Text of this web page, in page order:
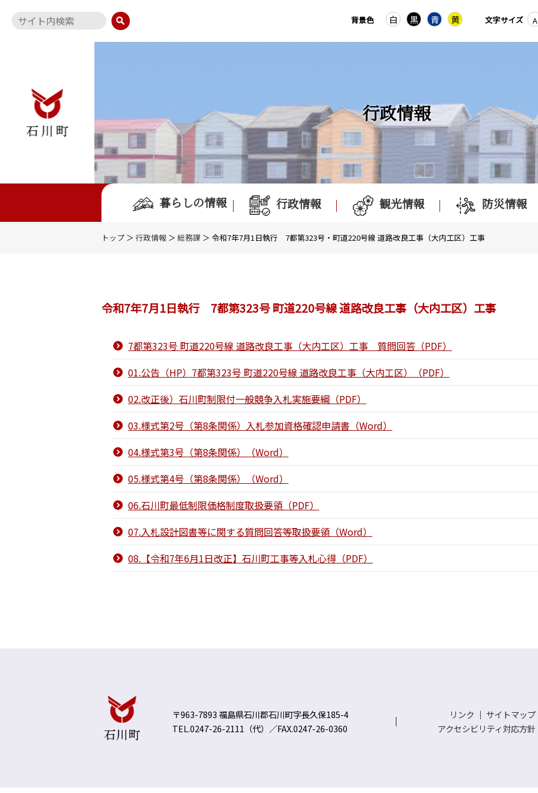
文字サイズ A
背景色 白 黒 青 黄
行政情報
暮らしの情報 行政情報 観光情報 防災情報
トップ ＞ 行政情報 ＞ 総務課 ＞ 令和7年7月1日執行 7都第323号・町道220号線 道路改良工事（大内工区）工事
令和7年7月1日執行 7都第323号 町道220号線 道路改良工事（大内工区）工事
7都第323号 町道220号線 道路改良工事（大内工区）工事 質問回答（PDF）
01.公告（HP）7都第323号 町道220号線 道路改良工事（大内工区）（PDF）
02.改正後）石川町制限付一般競争入札実施要綱（PDF）
03.様式第2号（第8条関係）入札参加資格確認申請書（Word）
04.様式第3号（第8条関係）（Word）
05.様式第4号（第8条関係）（Word）
06.石川町最低制限価格制度取扱要領（PDF）
07.入札設計図書等に関する質問回答等取扱要領（Word）
08.【令和7年6月1日改正】石川町工事等入札心得（PDF）
〒963-7893 福島県石川郡石川町字長久保185-4
TEL.0247-26-2111（代）／FAX.0247-26-0360
リンク ｜ サイトマップ
アクセシビリティ対応方針